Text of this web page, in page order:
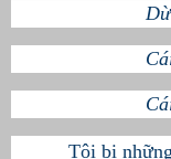
Tôi bị